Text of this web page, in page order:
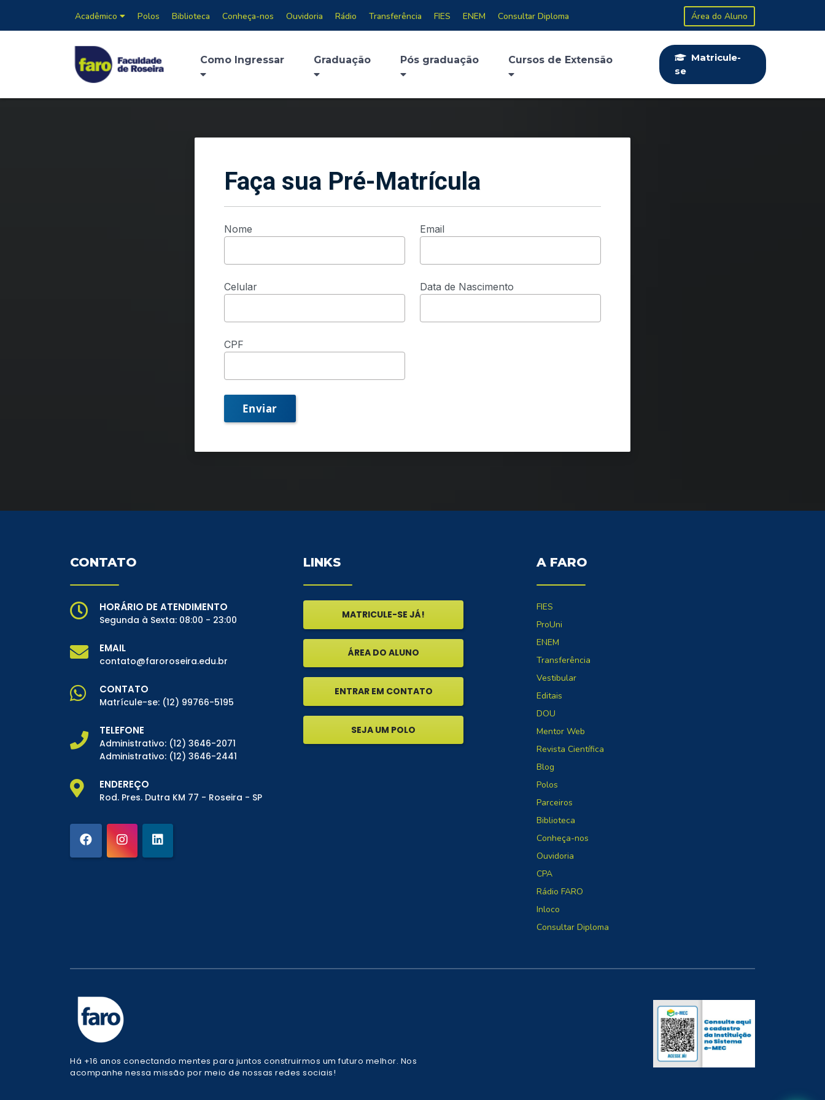
Acadêmico Polos Biblioteca Conheça-nos Ouvidoria Rádio Transferência FIES ENEM Consultar Diploma Área do Aluno
Como Ingressar Graduação Pós graduação Cursos de Extensão
Matricule-
se
Faça sua Pré-Matrícula
Nome Email
Celular Data de Nascimento
CPF
Enviar
CONTATO
HORÁRIO DE ATENDIMENTO
Segunda à Sexta: 08:00 - 23:00
EMAIL
contato@faroroseira.edu.br
CONTATO
Matrícule-se: (12) 99766-5195
TELEFONE
Administrativo: (12) 3646-2071
Administrativo: (12) 3646-2441
ENDEREÇO
Rod. Pres. Dutra KM 77 - Roseira - SP
LINKS
MATRICULE-SE JÁ!
ÁREA DO ALUNO
ENTRAR EM CONTATO
SEJA UM POLO
A FARO
FIES
ProUni
ENEM
Transferência
Vestibular
Editais
DOU
Mentor Web
Revista Científica
Blog
Polos
Parceiros
Biblioteca
Conheça-nos
Ouvidoria
CPA
Rádio FARO
Inloco
Consultar Diploma
Há +16 anos conectando mentes para juntos construirmos um futuro melhor. Nos
acompanhe nessa missão por meio de nossas redes sociais!